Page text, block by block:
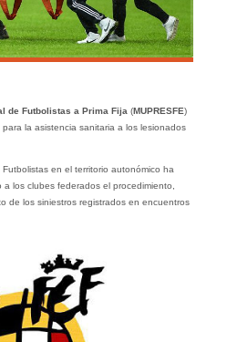
de Futbolistas a Prima Fija (MUPRESFE)
la asistencia sanitaria a los lesionados
en el territorio autonómico ha
los clubes federados el procedimiento,
de los siniestros registrados en encuentros